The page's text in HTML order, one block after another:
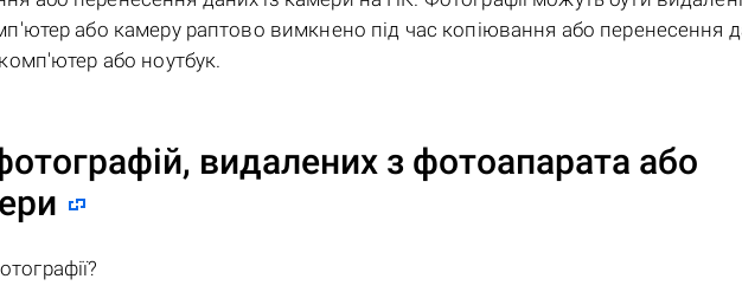
або камеру раптово вимкнено під час копіювання або перенесення
або ноутбук.
видалених з фотоапарата або